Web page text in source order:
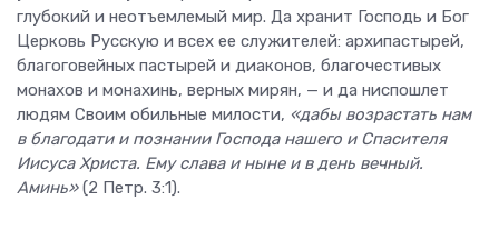
глубокий и неотъемлемый мир. Да хранит Господь и Бог
Церковь Русскую и всех ее служителей: архипастырей,
благоговейных пастырей и диаконов, благочестивых
монахов и монахинь, верных мирян, — и да ниспошлет
людям Своим обильные милости, «дабы возрастать нам
в благодати и познании Господа нашего и Спасителя
Иисуса Христа. Ему слава и ныне и в день вечный.
Аминь»(2 Петр. 3:1).